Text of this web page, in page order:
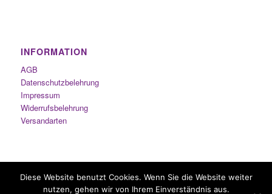
INFORMATION
AGB
Datenschutzbelehrung
Impressum
Widerrufsbelehrung
Versandarten
Diese Website benutzt Cookies. Wenn Sie die Website weiter
nutzen, gehen wir von Ihrem Einverständnis aus.